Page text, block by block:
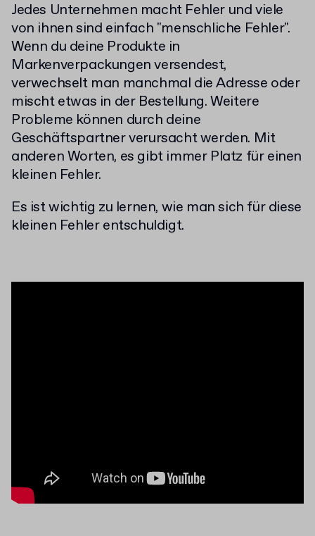
Jedes Unternehmen macht Fehler und viele
von ihnen sind einfach "menschliche Fehler".
Wenn du deine Produkte in
Markenverpackungen versendest,
verwechselt man manchmal die Adresse oder
mischt etwas in der Bestellung. Weitere
Probleme können durch deine
Geschäftspartner verursacht werden. Mit
anderen Worten, es gibt immer Platz für einen
kleinen Fehler.
Es ist wichtig zu lernen, wie man sich für diese
kleinen Fehler entschuldigt.